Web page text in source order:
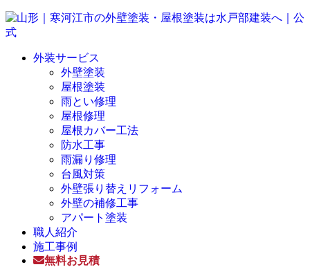
外装サービス
外壁塗装
屋根塗装
雨とい修理
屋根修理
屋根カバー工法
防水工事
雨漏り修理
台風対策
外壁張り替えリフォーム
外壁の補修工事
アパート塗装
職人紹介
施工事例
無料お見積